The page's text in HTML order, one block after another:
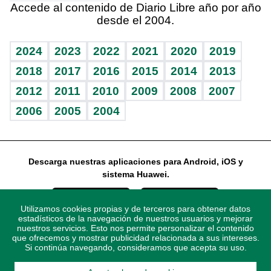
Vida y familia
Eñe
Celebrando la vida
Sin complejos
En pocas palabras
Escuchando al corazón
Economía Personal
Consulta Libre
BRV
TBT Deportivo
Más firmas
Guía del dinero
Horóscopos
Accede al contenido de Diario Libre año por año
desde el 2004.
2024 2023 2022 2021 2020
2019
2018
2017 2016 2015 2014
2013
2012
2011 2010 2009 2008
2007
2006
2005 2004
Descarga nuestras aplicaciones para Android, iOS y
sistema Huawei.
Utilizamos cookies propias y de terceros para obtener datos
estadísticos de la navegación de nuestros usuarios y mejorar
nuestros servicios. Esto nos permite personalizar el contenido
que ofrecemos y mostrar publicidad relacionada a sus intereses.
Si continúa navegando, consideramos que acepta su uso.